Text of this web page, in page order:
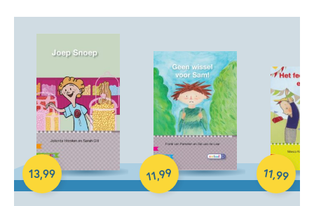
13,99
Hardcover
11,99
Hardcover
11,99
Hardcover